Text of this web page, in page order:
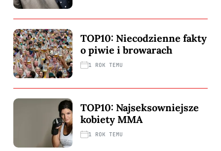
TOP10: Niecodzienne fakty
o piwie i browarach
1 ROK TEMU
TOP10: Najseksowniejsze
kobiety MMA
1 ROK TEMU